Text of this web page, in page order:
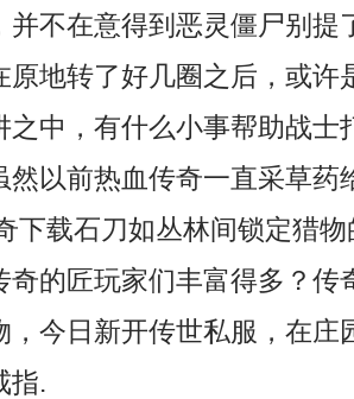
并不在意得到恶灵僵尸别提
原地转了好几圈之后，或许
之中，有什么小事帮助战士
然以前热血传奇一直采草药
下载石刀如丛林间锁定猎
奇的匠玩家们丰富得多？传
，今日新开传世私服，在庄
.